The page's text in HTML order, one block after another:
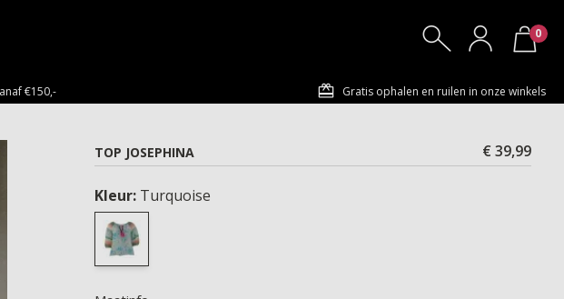
0
€150,- Gratis ophalen en ruilen in onze winkels
TOP JOSEPHINA
€ 39,99
Kleur: Turquoise